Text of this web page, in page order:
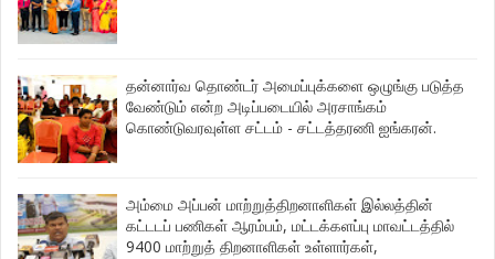
தன்னார்வ தொண்டர் அமைப்புக்களை ஒழுங்கு படுத்த
வேண்டும் என்ற அடிப்படையில் அரசாங்கம்
கொண்டுவரவுள்ள சட்டம் - சட்டத்தரணி ஐங்கரன்.
அம்மை அப்பன் மாற்றுத்திறனாளிகள் இல்லத்தின்
கட்டடப் பணிகள் ஆரம்பம், மட்டக்களப்பு மாவட்டத்தில்
9400 மாற்றுத் திறனாளிகள் உள்ளார்கள்,